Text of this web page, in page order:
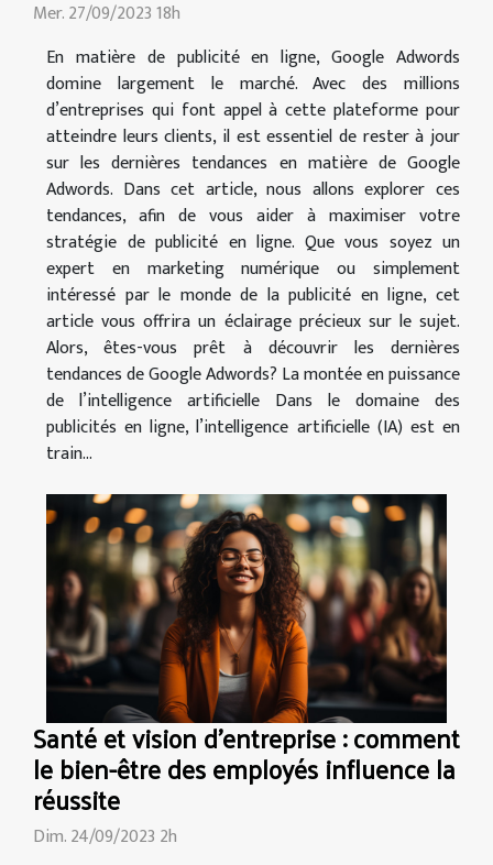
Mer. 27/09/2023 18h
En matière de publicité en ligne, Google Adwords
domine largement le marché. Avec des millions
d’entreprises qui font appel à cette plateforme pour
atteindre leurs clients, il est essentiel de rester à jour
sur les dernières tendances en matière de Google
Adwords. Dans cet article, nous allons explorer ces
tendances, afin de vous aider à maximiser votre
stratégie de publicité en ligne. Que vous soyez un
expert en marketing numérique ou simplement
intéressé par le monde de la publicité en ligne, cet
article vous offrira un éclairage précieux sur le sujet.
Alors, êtes-vous prêt à découvrir les dernières
tendances de Google Adwords? La montée en puissance
de l’intelligence artificielle Dans le domaine des
publicités en ligne, l’intelligence artificielle (IA) est en
train...
Santé et vision d'entreprise : comment
le bien-être des employés influence la
réussite
Dim. 24/09/2023 2h